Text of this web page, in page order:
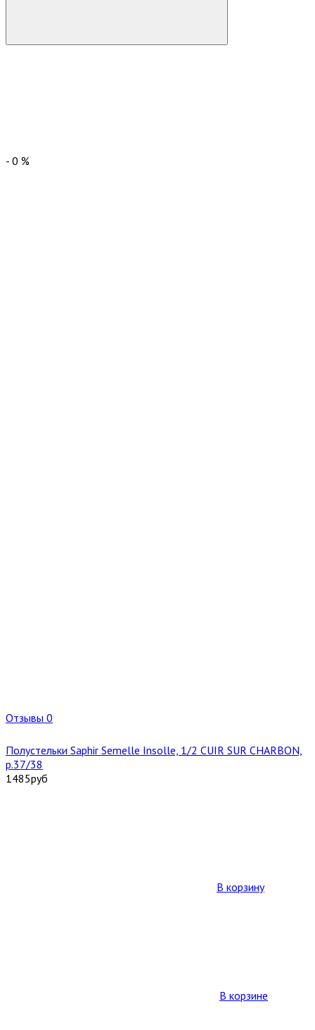
- 0 %
Отзывы 0
Полустельки Saphir Semelle Insolle, 1/2 CUIR SUR CHARBON,
р.37/38
1485руб
В корзину
В корзине